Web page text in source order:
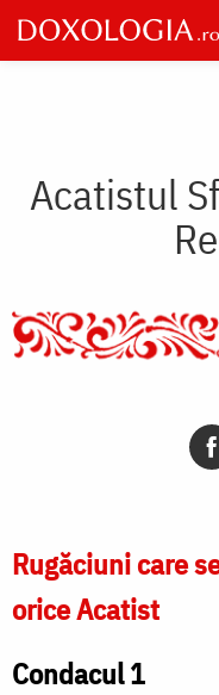
Skip
to
main
Acatistul
Rugăciuni care
orice Acatist
Condacul 1